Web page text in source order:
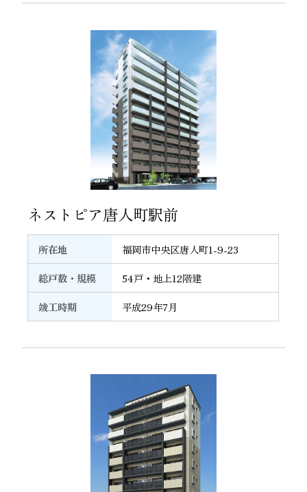
ネストピア唐人町駅前 25
所在地
福岡市中央区唐人町1-9-23
総戸数・規模
54戸・地上12階建
竣工時期
平成29年7月